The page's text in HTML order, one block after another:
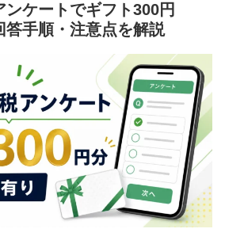
ケートでギフト300円
答手順・注意点を解説